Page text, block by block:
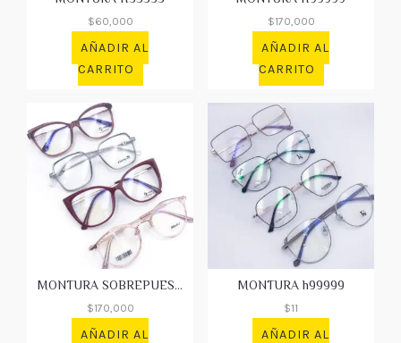
$60,000
AÑADIR AL
CARRITO
$170,000
AÑADIR AL
CARRITO
MONTURA SOBREPUESTO
$170,000
AÑADIR AL
MONTURA h99999
$11
AÑADIR AL